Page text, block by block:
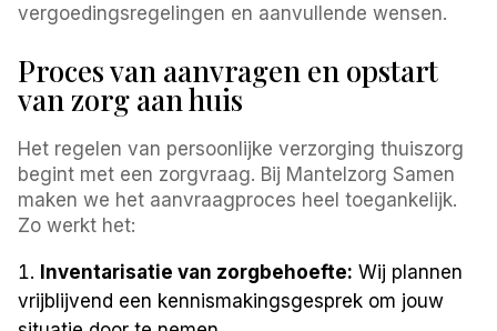
vergoedingsregelingen en aanvullende wensen.
Proces van aanvragen en opstart
van zorg aan huis
Het regelen van persoonlijke verzorging thuiszorg
begint met een zorgvraag. Bij Mantelzorg Samen
maken we het aanvraagproces heel toegankelijk.
Zo werkt het:
Inventarisatie van zorgbehoefte: Wij plannen
vrijblijvend een kennismakingsgesprek om jouw